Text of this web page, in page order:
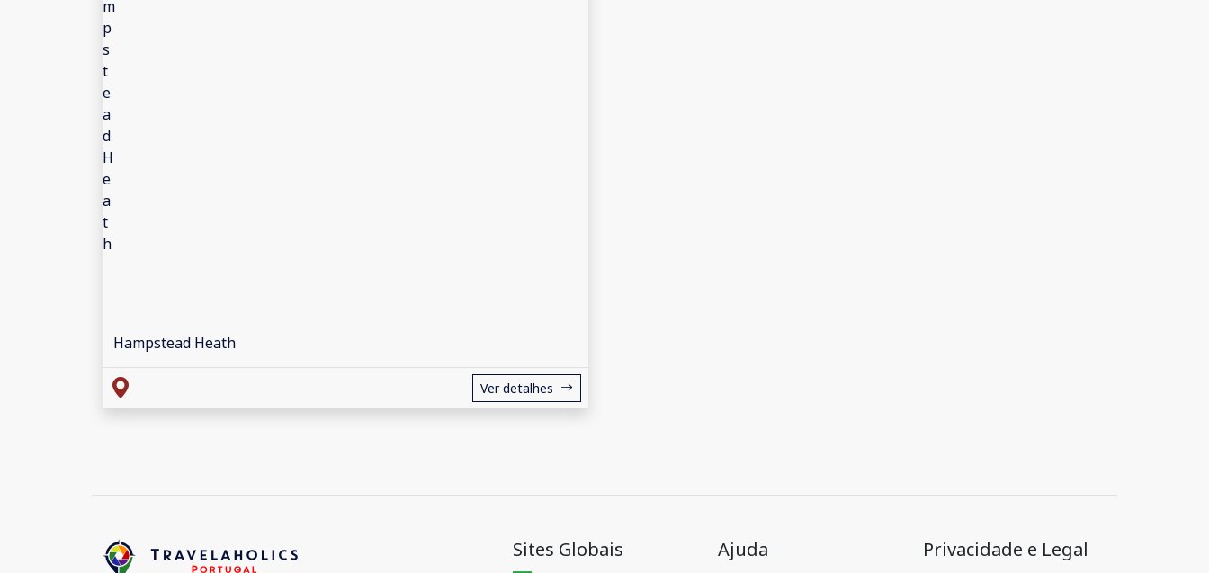
Hampstead Heath
Ver detalhes
Sites Globais Ajuda Privacidade e Legal